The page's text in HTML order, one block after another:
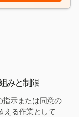
みと制限
指示または同意の
える作業として